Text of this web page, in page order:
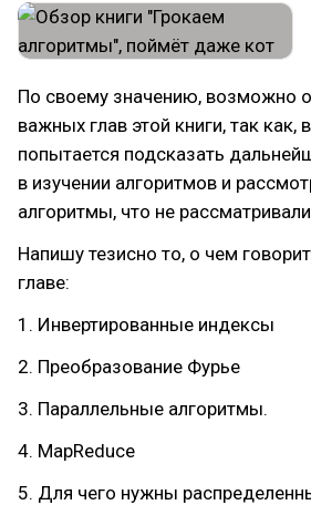
По своему значению, возможно
важных глав этой книги, так как,
попытается подсказать
в изучении алгоритмов и
алгоритмы, что не
Напишу тезисно то, о чем
главе:
1. Инвертированные индексы
2. Преобразование Фурье
3. Параллельные алгоритмы.
4. MapReduce
5. Для чего нужны